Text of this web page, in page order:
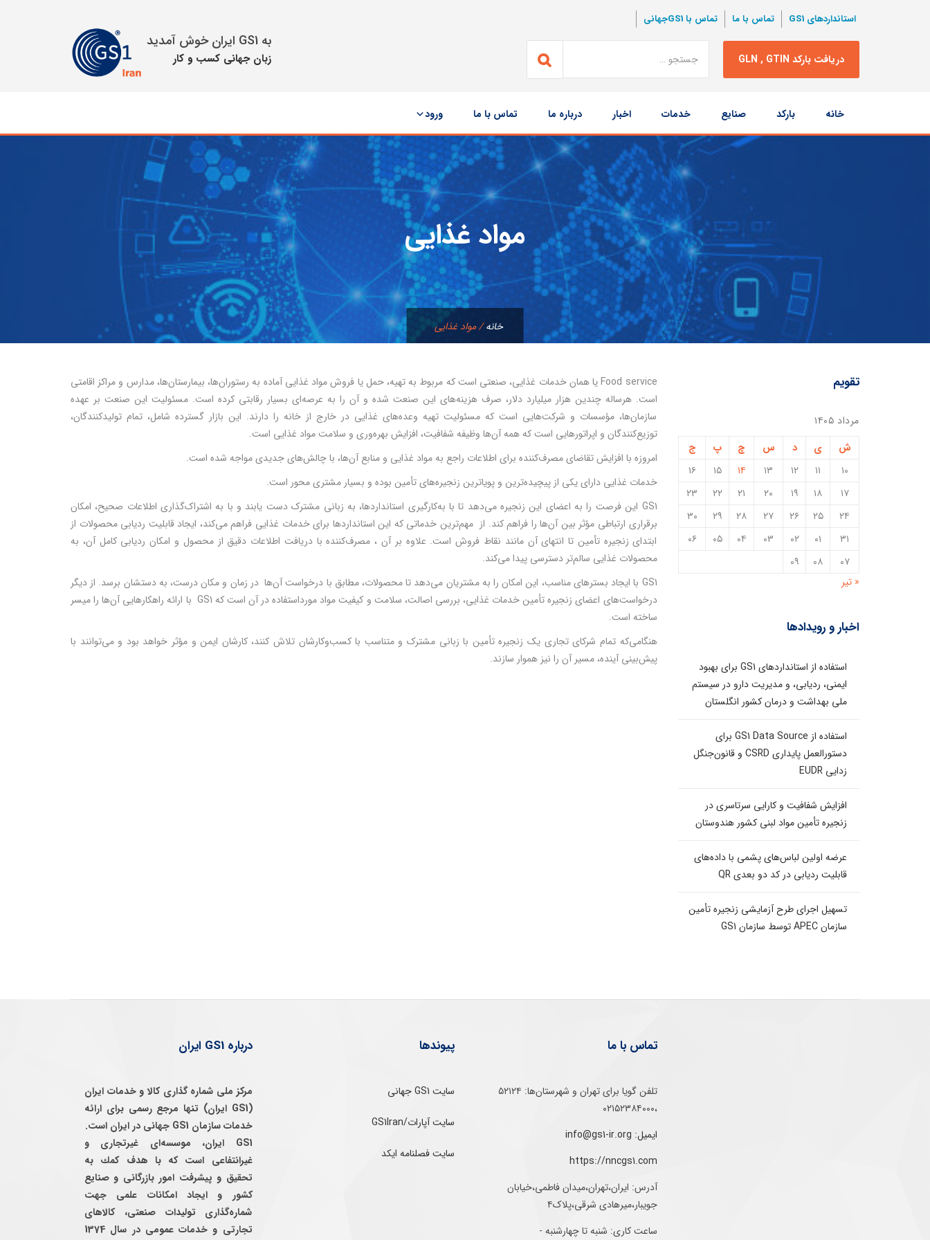
به GS1 ایران خوش آمدید
زبان جهانی كسب و كار
استانداردهای GS1 تماس با ما تماس با GS1جهانی
دریافت بارکد GLN , GTIN
نتبجه
جستجو
محتوا
خانه بارکد صنایع خدمات اخبار درباره ما تماس با ما ورود
مواد غذایی
خانه/مواد غذایی
Food service یا همان خدمات غذایی، صنعتی است که مربوط به تهیه، حمل یا فروش مواد غذایی آماده به رستوران‌ها، بیمارستان‌ها، مدارس و مراکز اقامتی
است. هرساله چندین هزار میلیارد دلار، صرف هزینه‌های این صنعت شده و آن را به عرصه‌ای بسیار رقابتی کرده است. مسئولیت این صنعت بر عهده
سازمان‌ها، مؤسسات و شرکت‌هایی است که مسئولیت تهیه وعده‌های غذایی در خارج از خانه را دارند. این بازار گسترده شامل، تمام تولیدکنندگان،
توزیع‌کنندگان و اپراتورهایی است که همه آن‌ها وظیفه شفافیت، افزایش بهره‌وری و سلامت مواد غذایی است.
امروزه با افزایش تقاضای مصرف‌کننده برای اطلاعات راجع به مواد غذایی و منابع آن‌ها، با چالش‌های جدیدی مواجه شده است.
خدمات غذایی دارای یکی از پیچیده‌ترین و پویاترین زنجیره‌های تأمین بوده و بسیار مشتری محور است.
GS1 این فرصت را به اعضای این زنجیره می‌دهد تا با به‌کارگیری استانداردها، به زبانی مشترک دست یابند و با به اشتراک‌گذاری اطلاعات صحیح، امکان
برقراری ارتباطی مؤثر بین آن‌ها را فراهم کند. از مهم‌ترین خدماتی که این استانداردها برای خدمات غذایی فراهم می‌کند، ایجاد قابلیت ردیابی محصولات از
ابتدای زنجیره تأمین تا انتهای آن مانند نقاط فروش است. علاوه بر آن ، مصرف‌کننده با دریافت اطلاعات دقیق از محصول و امکان ردیابی کامل آن، به
محصولات غذایی سالم‌تر دسترسی پیدا می‌کند.
GS1 با ایجاد بسترهای مناسب، این امکان را به مشتریان می‌دهد تا محصولات، مطابق با درخواست آن‌ها در زمان و مکان درست، به دستشان برسد. از دیگر
درخواست‌های اعضای زنجیره تأمین خدمات غذایی، بررسی اصالت، سلامت و کیفیت مواد مورداستفاده در آن است که GS1 با ارائه راهکارهایی آن‌ها را میسر
ساخته است.
هنگامی‌که تمام شرکای تجاری یک زنجیره تأمین با زبانی مشترک و متناسب با کسب‌وکارشان تلاش کنند، کارشان ایمن و مؤثر خواهد بود و می‌توانند با
پیش‌بینی آینده، مسیر آن را نیز هموار سازند.
تقویم
مرداد ۱۴۰۵
ش
ی د س چ پ
ج
۱۰
۱۱ ۱۲ ۱۳ ۱۴ ۱۵
۱۶
۱۷
۱۸ ۱۹ ۲۰ ۲۱ ۲۲
۲۳
۲۴
۲۵ ۲۶ ۲۷ ۲۸ ۲۹
۳۰
۳۱
۰۱ ۰۲ ۰۳ ۰۴ ۰۵
۰۶
۰۷
۰۸
۰۹
« تیر
اخبار و رویدادها
استفاده از استانداردهای GS1 برای بهبود
ایمنی، ردیابی، و مدیریت دارو در سیستم
ملی بهداشت و درمان کشور انگلستان
استفاده از GS1 Data Source برای
دستورالعمل پایداری CSRD و قانون‌جنگل
زدایی EUDR
افزایش شفافیت و کارایی سرتاسری در
زنجیره تأمین مواد لبنی کشور هندوستان
عرضه اولین لباس‌های پشمی با داده‌های
قابلیت ردیابی در کد دو بعدی QR
تسهیل اجرای طرح آزمایشی زنجیره تأمین
سازمان APEC توسط سازمان GS1
درباره GS1 ایران
مرکز ملی شماره گذاری کالا و خدمات ایران
(GS1 ایران) تنها مرجع رسمی برای ارائه
خدمات سازمان GS1 جهانی در ایران است.
GS1 ایران، موسسه‌ای غيرتجاری و
غيرانتفاعی است كه با هدف كمك به
تحقيق و پيشرفت امور بازرگانی و صنايع
كشور و ايجاد امكانات علمی جهت
شماره‌گذاری توليدات صنعتی، كالاهای
تجارتی و خدمات عمومی در سال 1374
پیوندها
سایت GS1 جهانی
سایت آپارات/GS1Iran
سایت فصلنامه ایکد
تماس با ما
تلفن‌ گویا برای‌ تهران‌‌ و‌ شهرستان‌ها:‌ ۵۲۱۲۴
،۰۲۱۵۲۳۸۴۰۰۰
ایمیل: info@gs1-ir.org
https://nncgs1.com
آدرس: ایران،تهران،میدان فاطمی،خیابان
جویبار،میرهادی شرقی،پلاک۴
ساعت کاری: شنبه تا چهارشنبه -